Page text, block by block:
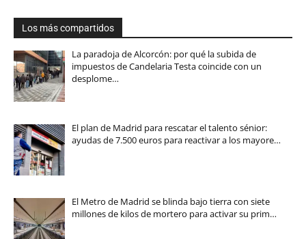
Los más compartidos
La paradoja de Alcorcón: por qué la subida de
impuestos de Candelaria Testa coincide con un
desplome…
El plan de Madrid para rescatar el talento sénior:
ayudas de 7.500 euros para reactivar a los mayore…
El Metro de Madrid se blinda bajo tierra con siete
millones de kilos de mortero para activar su prim…